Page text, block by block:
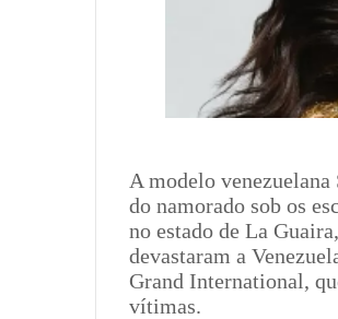
A modelo
do namorado sob os
no estado de La
devastaram a
Grand International,
vítimas.